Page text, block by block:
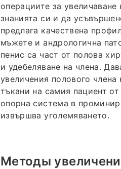
операциите за
знанията си и да
предлага качествена
мъжете и андрологична
пенис са част от полова
и удебеляване на члена.
увеличения полового
тъкани на самия пациент
опорна система в
извършва уголемяването.
Методы